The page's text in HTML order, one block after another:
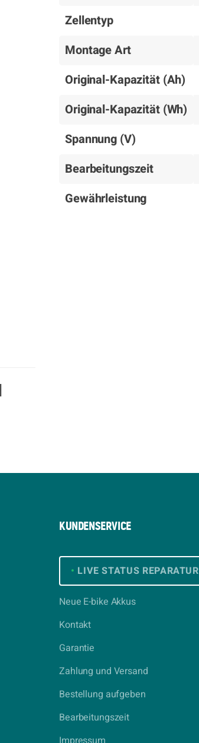
Zellentyp
Montage Art
Original-Kapazität (Ah)
Original-Kapazität (Wh)
Spannung (V)
Bearbeitungszeit
Gewährleistung
KUNDENSERVICE
• LIVE STATUS REPARATUR
Neue E-bike Akkus
Kontakt
Garantie
Zahlung und Versand
Bestellung aufgeben
Bearbeitungszeit